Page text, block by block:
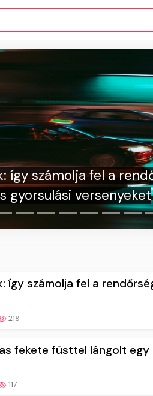
így számolja fel a
219
fekete füsttel lángolt egy
117